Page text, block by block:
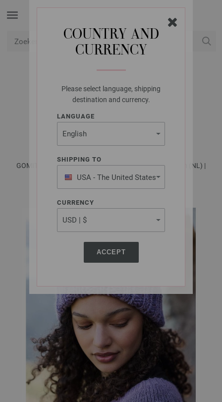
COUNTRY AND
CURRENCY
Please select language, shipping
destination and currency.
LANGUAGE
SHIPPING TO
USA - The United States
of America
CURRENCY
ACCEPT
LANA GROSSA
MUTS GOMITOLO
VERSIONE
GOMITOLO No. 16 - Tijdschrift (DE) + Breibeschrijvingen (NL) |
Patroon 11